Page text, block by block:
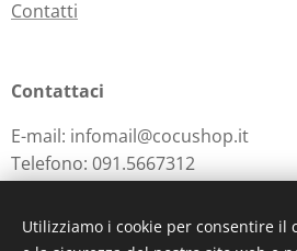
Contatti
Contattaci
E-mail: infomail@cocushop.it
Telefono: 091.5667312
Utilizziamo i cookie per consentire il